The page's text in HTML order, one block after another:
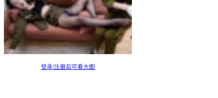
登录/注册后可看大图